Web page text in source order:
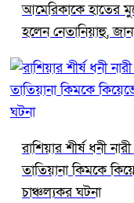
আমেরিকাকে হাতের
হলেন নেতানিয়াহু,
রাশিয়ার শীর্ষ ধনী
তাতিয়ানা কিমকে
চাঞ্চল্যকর ঘটনা